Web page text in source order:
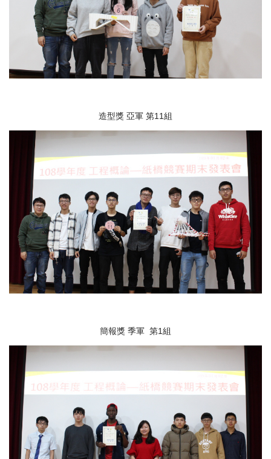
造型獎 亞軍 第11組
簡報獎 季軍 第1組